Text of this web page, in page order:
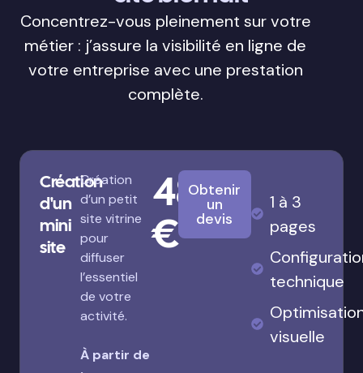
Concentrez-vous pleinement sur votre
métier : j’assure la visibilité en ligne de
votre entreprise avec une prestation
complète.
Création
d'un
mini
site
Création
d’un petit
site vitrine
pour
diffuser
l’essentiel
de votre
activité.
À partir de
480
€
Obtenir
un
devis
1 à 3
pages
technique
visuelle